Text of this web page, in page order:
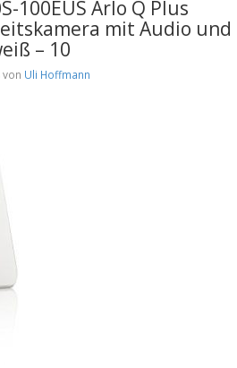
100EUS Arlo Q Plus
mit Audio und
– 10
Uli Hoffmann